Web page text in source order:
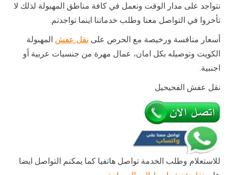
نتواجد على مدار الوقت ونعمل في كافة مناطق المهبولة لذلك لا
تأخروا في التواصل معنا وطلب خدماتنا اينما تواجدتم.
أسعار منافسة ورخيصة مع الحرص على نقل عفش المهبولة
الكويت وتوصيله بكل امان، عمال مهرة من جنسيات عربية أو
اجنبية.
نقل عفش الفحيحيل
للاستعلام وطلب الخدمة تواصل هاتفيا كما يمكنم التواصل ايضا